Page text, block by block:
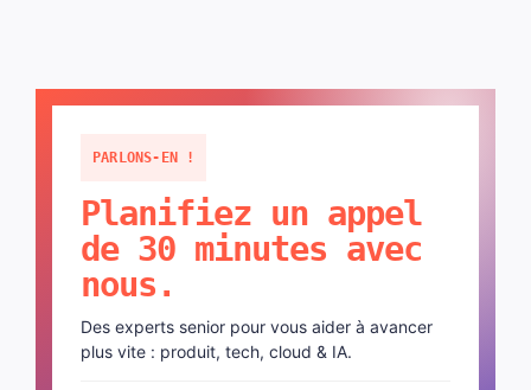
PARLONS-EN !
Planifiez un appel
de 30 minutes avec
nous.
Des experts senior pour vous aider à avancer
plus vite : produit, tech, cloud & IA.